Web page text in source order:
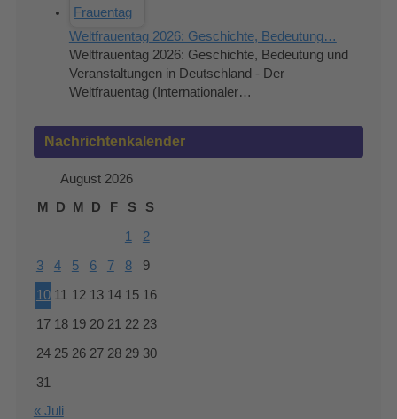
Weltfrauentag 2026: Geschichte, Bedeutung…
Weltfrauentag 2026: Geschichte, Bedeutung und
Veranstaltungen in Deutschland - Der
Weltfrauentag (Internationaler…
Nachrichtenkalender
August 2026
M
D M D F S S
1 2
3 4 5 6 7 8 9
10 11 12 13 14 15 16
17 18 19 20 21 22 23
24 25 26 27 28 29 30
31
« Juli